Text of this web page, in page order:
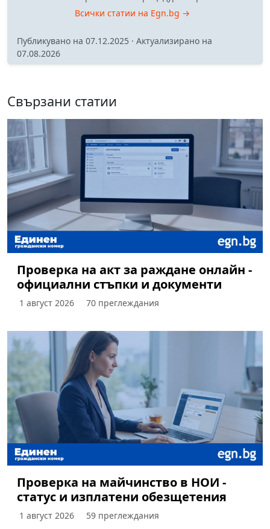
Всички статии на Egn.bg →
Публикувано на 07.12.2025 · Актуализирано на
07.08.2026
Свързани статии
Проверка на акт за раждане онлайн -
официални стъпки и документи
1 август 2026 70 преглеждания
Проверка на майчинство в НОИ -
статус и изплатени обезщетения
1 август 2026 59 преглеждания